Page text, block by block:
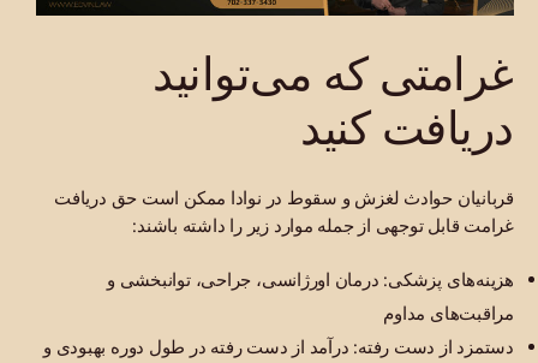
غرامتی که می‌توانید
دریافت کنید
قربانیان حوادث لغزش و سقوط در نوادا ممکن است حق دریافت
غرامت قابل توجهی از جمله موارد زیر را داشته باشند:
هزینه‌های پزشکی: درمان اورژانسی، جراحی، توانبخشی و
مراقبت‌های مداوم
دستمزد از دست رفته: درآمد از دست رفته در طول دوره بهبودی و